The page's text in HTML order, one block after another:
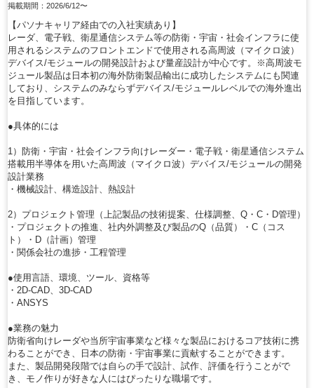
掲載期間：2026/6/12〜
【パソナキャリア経由での入社実績あり】
レーダ、電子戦、衛星通信システム等の防衛・宇宙・社会インフラに使
用されるシステムのフロントエンドで使用される高周波（マイクロ波）
デバイス/モジュールの開発設計および量産設計が中心です。※高周波モ
ジュール製品は日本初の海外防衛製品輸出に成功したシステムにも関連
しており、システムのみならずデバイス/モジュールレベルでの海外進出
を目指しています。
●具体的には
1）防衛・宇宙・社会インフラ向けレーダー・電子戦・衛星通信システム
搭載用半導体を用いた高周波（マイクロ波）デバイス/モジュールの開発
設計業務
・機械設計、構造設計、熱設計
2）プロジェクト管理（上記製品の技術提案、仕様調整、Q・C・D管理）
・プロジェクトの推進、社内外調整及び製品のQ（品質）・C（コス
ト）・D（計画）管理
・関係会社の進捗・工程管理
●使用言語、環境、ツール、資格等
・2D-CAD、3D-CAD
・ANSYS
●業務の魅力
防衛省向けレーダや当所宇宙事業など様々な製品におけるコア技術に携
わることができ、日本の防衛・宇宙事業に貢献することができます。
また、製品開発段階では自らの手で設計、試作、評価を行うことがで
き、モノ作りが好きな人にはぴったりな職場です。